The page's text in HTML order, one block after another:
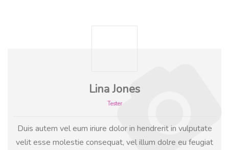
Lina Jones
Tester
Duis autem vel eum iriure dolor in hendrerit in vulputate
velit esse molestie consequat, vel illum dolre eu feugiat